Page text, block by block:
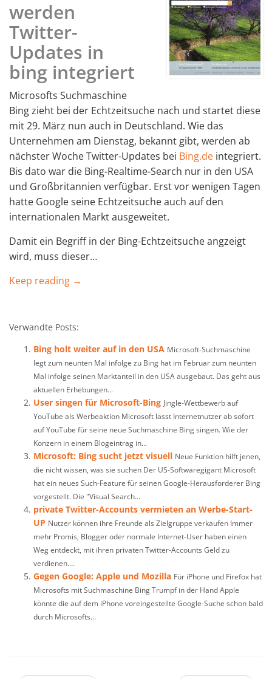
werden
Twitter-
Updates in
bing integriert
Microsofts Suchmaschine
Bing zieht bei der Echtzeitsuche nach und startet diese
mit 29. März nun auch in Deutschland. Wie das
Unternehmen am Dienstag, bekannt gibt, werden ab
nächster Woche Twitter-Updates bei Bing.de integriert.
Bis dato war die Bing-Realtime-Search nur in den USA
und Großbritannien verfügbar. Erst vor wenigen Tagen
hatte Google seine Echtzeitsuche auch auf den
internationalen Markt ausgeweitet.
Damit ein Begriff in der Bing-Echtzeitsuche angzeigt
wird, muss dieser…
Keep reading →
Verwandte Posts:
Bing holt weiter auf in den USA Microsoft-Suchmaschine
legt zum neunten Mal infolge zu Bing hat im Februar zum neunten
Mal infolge seinen Marktanteil in den USA ausgebaut. Das geht aus
aktuellen Erhebungen...
User singen für Microsoft-Bing Jingle-Wettbewerb auf
YouTube als Werbeaktion Microsoft lässt Internetnutzer ab sofort
auf YouTube für seine neue Suchmaschine Bing singen. Wie der
Konzern in einem Blogeintrag in...
Microsoft: Bing sucht jetzt visuell Neue Funktion hilft jenen,
die nicht wissen, was sie suchen Der US-Softwaregigant Microsoft
hat ein neues Such-Feature für seinen Google-Herausforderer Bing
vorgestellt. Die "Visual Search...
private Twitter-Accounts vermieten an Werbe-Start-
UP Nutzer können ihre Freunde als Zielgruppe verkaufen Immer
mehr Promis, Blogger oder normale Internet-User haben einen
Weg entdeckt, mit ihren privaten Twitter-Accounts Geld zu
verdienen....
Gegen Google: Apple und Mozilla Für iPhone und Firefox hat
Microsofts mit Suchmaschine Bing Trumpf in der Hand Apple
könnte die auf dem iPhone voreingestellte Google-Suche schon bald
durch Microsofts...